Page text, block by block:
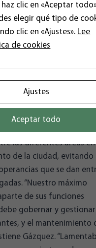
formación almeriensista,
vez a las elecciones
de mejorar los
que los problemas
al control
el alcalde o alcaldesa
superiores ejecutivas de
las diferentes áreas
de la ciudad, evitando
que se dan
“Nuestro máximo
de sus funciones
gobernar y gestionar
y el mantenimiento
Gázquez.
clic en «Aceptar
elegir qué tipo de
clic en «Ajustes». Lee
de cookies
Ajustes
Aceptar todo